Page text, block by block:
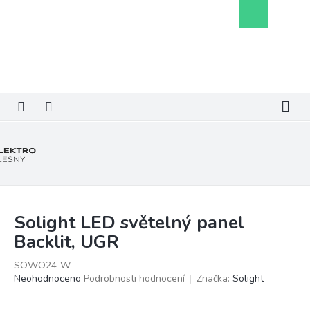
košík
Solight LED světelný panel
Backlit, UGR
SOWO24-W
Průměrné
Neohodnoceno Podrobnosti hodnocení Značka: Solight